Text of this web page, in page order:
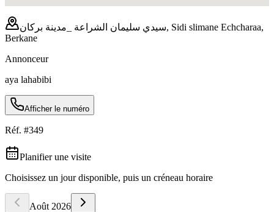
سيدي سليمان الشراعة _مدينة بركان, Sidi slimane Echcharaa,
Berkane
Annonceur
aya lahabibi
Afficher le numéro
Réf. #349
Planifier une visite
Choisissez un jour disponible, puis un créneau horaire
Août 2026